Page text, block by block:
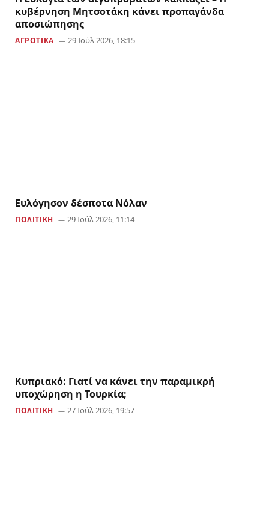
κυβέρνηση Μητσοτάκη κάνει προπαγάνδα
αποσιώπησης
ΑΓΡΟΤΙΚΑ 29 Ιούλ 2026, 18:15
Ευλόγησον δέσποτα Νόλαν
ΠΟΛΙΤΙΚΗ 29 Ιούλ 2026, 11:14
Κυπριακό: Γιατί να κάνει την παραμικρή
υποχώρηση η Τουρκία;
ΠΟΛΙΤΙΚΗ 27 Ιούλ 2026, 19:57